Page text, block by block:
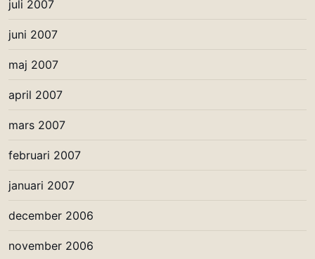
juli 2007
juni 2007
maj 2007
april 2007
mars 2007
februari 2007
januari 2007
december 2006
november 2006